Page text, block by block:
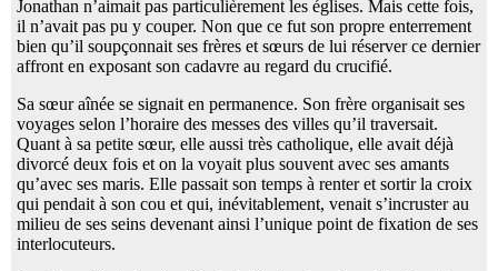
Jonathan n’aimait pas particulièrement les églises. Mais cette fois,
il n’avait pas pu y couper. Non que ce fut son propre enterrement
bien qu’il soupçonnait ses frères et sœurs de lui réserver ce dernier
affront en exposant son cadavre au regard du crucifié.
Sa sœur aînée se signait en permanence. Son frère organisait ses
voyages selon l’horaire des messes des villes qu’il traversait.
Quant à sa petite sœur, elle aussi très catholique, elle avait déjà
divorcé deux fois et on la voyait plus souvent avec ses amants
qu’avec ses maris. Elle passait son temps à renter et sortir la croix
qui pendait à son cou et qui, inévitablement, venait s’incruster au
milieu de ses seins devenant ainsi l’unique point de fixation de ses
interlocuteurs.